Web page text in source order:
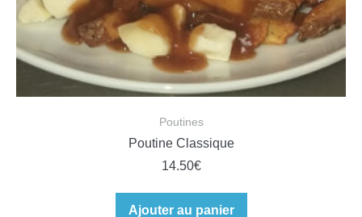
Poutines
Poutine Classique
14.50€
Ajouter au panier